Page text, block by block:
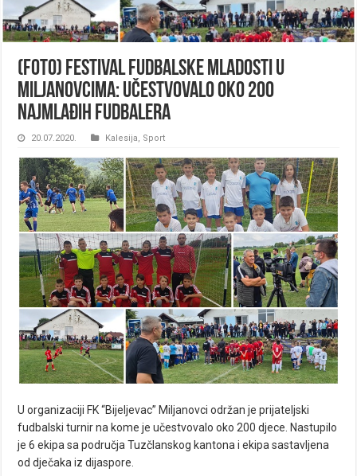
(FOTO) Festival fudbalske mladosti u
Miljanovcima: Učestvovalo oko 200
najmlađih fudbalera
20.07.2020. Kalesija, Sport
U organizaciji FK “Bijeljevac” Miljanovci održan je prijateljski
fudbalski turnir na kome je učestvovalo oko 200 djece. Nastupilo
je 6 ekipa sa područja Tuzčlanskog kantona i ekipa sastavljena
od dječaka iz dijaspore.